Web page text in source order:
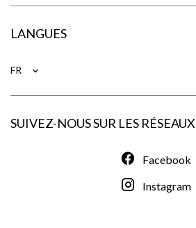
LANGUES
FR
SUIVEZ-NOUS SUR LES RÉSEAUX
Facebook
Instagram